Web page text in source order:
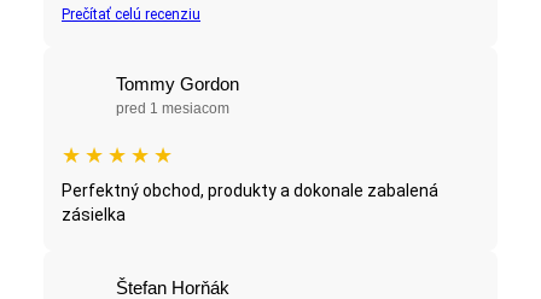
Prečítať celú recenziu
Tommy Gordon
pred 1 mesiacom
★ ★ ★ ★ ★
Perfektný obchod, produkty a dokonale zabalená
zásielka
Štefan Horňák